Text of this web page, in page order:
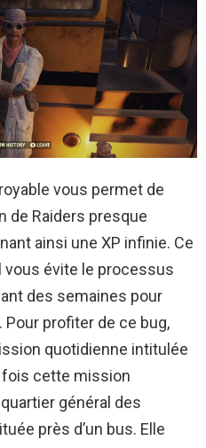
vous permet de
de Raiders presque
ainsi une XP infinie. Ce
vous évite le processus
des semaines pour
profiter de ce bug,
quotidienne intitulée
fois cette mission
général des
près d’un bus. Elle